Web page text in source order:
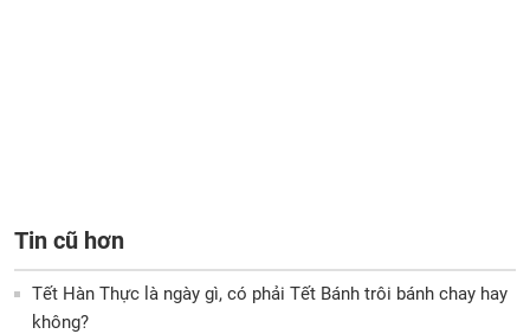
Tin cũ hơn
Tết Hàn Thực là ngày gì, có phải Tết Bánh trôi bánh chay hay
không?